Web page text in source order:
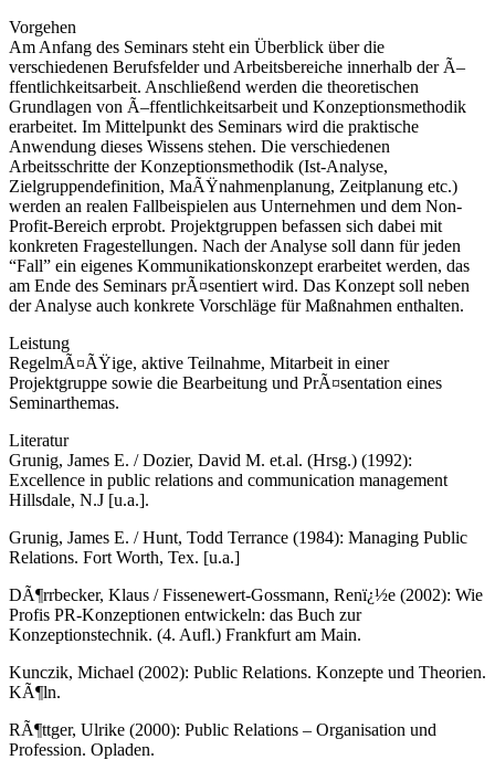
Vorgehen
Am Anfang des Seminars steht ein Überblick über die
verschiedenen Berufsfelder und Arbeitsbereiche innerhalb der Ã–
ffentlichkeitsarbeit. Anschließend werden die theoretischen
Grundlagen von Ã–ffentlichkeitsarbeit und Konzeptionsmethodik
erarbeitet. Im Mittelpunkt des Seminars wird die praktische
Anwendung dieses Wissens stehen. Die verschiedenen
Arbeitsschritte der Konzeptionsmethodik (Ist-Analyse,
Zielgruppendefinition, MaÃŸnahmenplanung, Zeitplanung etc.)
werden an realen Fallbeispielen aus Unternehmen und dem Non-
Profit-Bereich erprobt. Projektgruppen befassen sich dabei mit
konkreten Fragestellungen. Nach der Analyse soll dann für jeden
“Fall” ein eigenes Kommunikationskonzept erarbeitet werden, das
am Ende des Seminars prÃ¤sentiert wird. Das Konzept soll neben
der Analyse auch konkrete Vorschläge für Maßnahmen enthalten.
Leistung
RegelmÃ¤ÃŸige, aktive Teilnahme, Mitarbeit in einer
Projektgruppe sowie die Bearbeitung und PrÃ¤sentation eines
Seminarthemas.
Literatur
Grunig, James E. / Dozier, David M. et.al. (Hrsg.) (1992):
Excellence in public relations and communication management
Hillsdale, N.J [u.a.].
Grunig, James E. / Hunt, Todd Terrance (1984): Managing Public
Relations. Fort Worth, Tex. [u.a.]
DÃ¶rrbecker, Klaus / Fissenewert-Gossmann, Renï¿½e (2002): Wie
Profis PR-Konzeptionen entwickeln: das Buch zur
Konzeptionstechnik. (4. Aufl.) Frankfurt am Main.
Kunczik, Michael (2002): Public Relations. Konzepte und Theorien.
KÃ¶ln.
RÃ¶ttger, Ulrike (2000): Public Relations – Organisation und
Profession. Opladen.